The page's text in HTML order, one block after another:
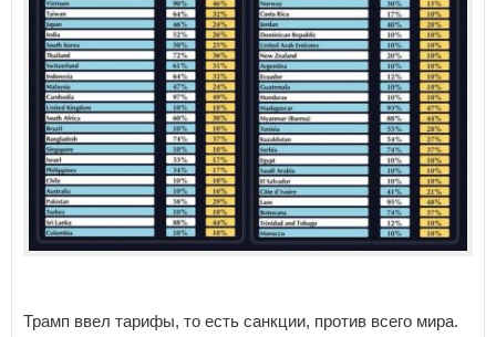
Трамп ввел тарифы, то есть санкции, против всего мира.